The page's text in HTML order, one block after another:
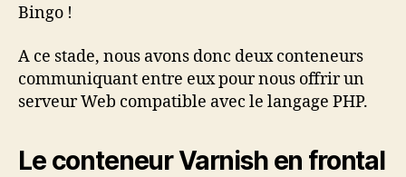
Bingo !
A ce stade, nous avons donc deux conteneurs
communiquant entre eux pour nous offrir un
serveur Web compatible avec le langage PHP.
Le conteneur Varnish en frontal